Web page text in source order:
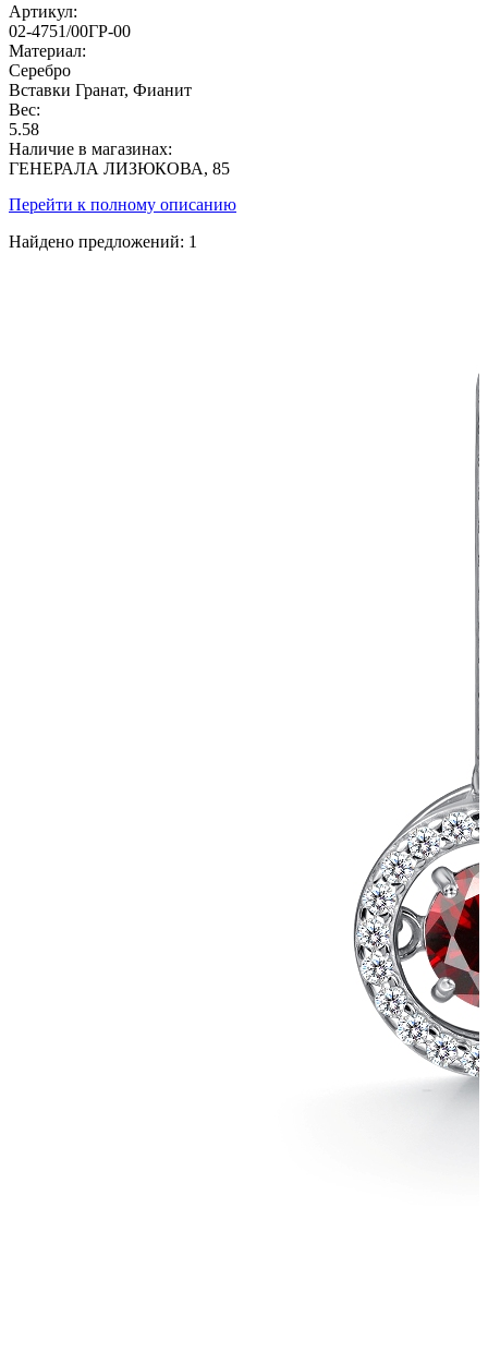
Артикул:
02-4751/00ГР-00
Материал:
Серебро
Вставки Гранат, Фианит
Вес:
5.58
Наличие в магазинах:
ГЕНЕРАЛА ЛИЗЮКОВА, 85
Перейти к полному описанию
Найдено предложений: 1